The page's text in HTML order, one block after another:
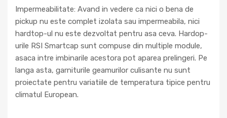
Impermeabilitate: Avand in vedere ca nici o bena de
pickup nu este complet izolata sau impermeabila, nici
hardtop-ul nu este dezvoltat pentru asa ceva. Hardop-
urile RSI Smartcap sunt compuse din multiple module,
asaca intre imbinarile acestora pot aparea prelingeri. Pe
langa asta, garniturile geamurilor culisante nu sunt
proiectate pentru variatiile de temperatura tipice pentru
climatul European.